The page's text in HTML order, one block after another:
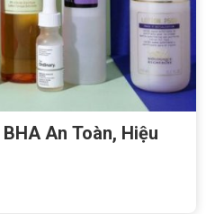
An Toàn, Hiệu